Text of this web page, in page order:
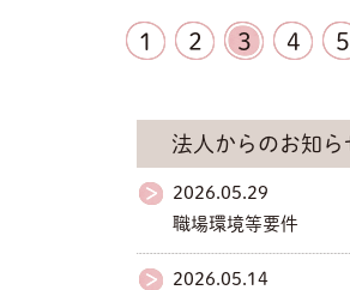
1 2 3 4 5
法人からのお知ら
2026.05.29
職場環境等要件
2026.05.14